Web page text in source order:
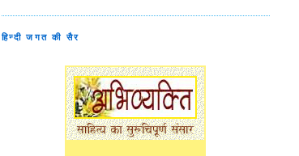
हिन्दी जगत की सैर